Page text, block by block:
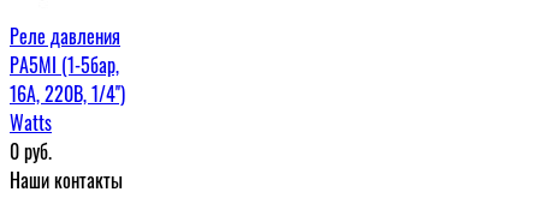
Реле давления
РА5МI (1-5бар,
16А, 220В, 1/4'')
Watts
0руб.
Наши контакты